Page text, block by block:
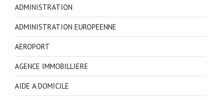
ADMINISTRATION
ADMINISTRATION EUROPEENNE
AEROPORT
AGENCE IMMOBILLIERE
AIDE A DOMICILE